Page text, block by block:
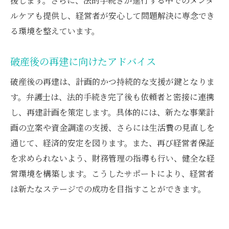
ルケアも提供し、経営者が安心して問題解決に専念でき
る環境を整えています。
破産後の再建に向けたアドバイス
破産後の再建は、計画的かつ持続的な支援が鍵となりま
す。弁護士は、法的手続き完了後も依頼者と密接に連携
し、再建計画を策定します。具体的には、新たな事業計
画の立案や資金調達の支援、さらには生活費の見直しを
通じて、経済的安定を図ります。また、再び経営者保証
を求められないよう、財務管理の指導も行い、健全な経
営環境を構築します。こうしたサポートにより、経営者
は新たなステージでの成功を目指すことができます。